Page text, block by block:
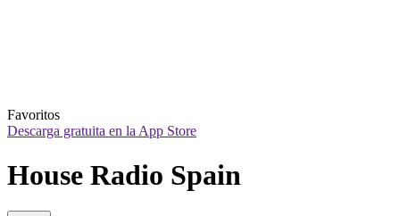
Favoritos
Descarga gratuita en la App Store
House Radio Spain